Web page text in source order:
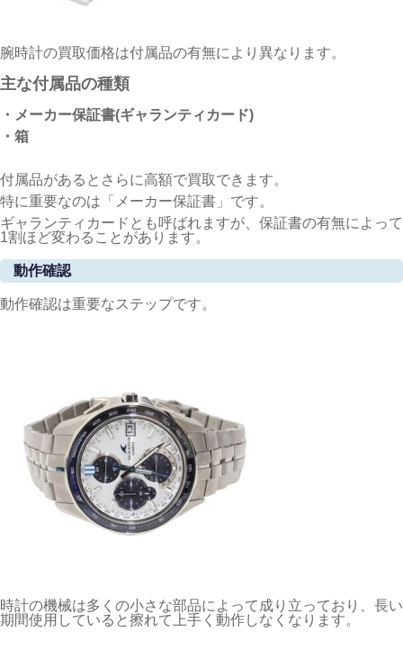
腕時計の買取価格は付属品の有無により異なります。
主な付属品の種類
・メーカー保証書(ギャランティカード)
・箱
付属品があるとさらに高額で買取できます。
特に重要なのは「メーカー保証書」です。
ギャランティカードとも呼ばれますが、保証書の有無によって
1割ほど変わることがあります。
動作確認
動作確認は重要なステップです。
時計の機械は多くの小さな部品によって成り立っており、長い
期間使用していると擦れて上手く動作しなくなります。